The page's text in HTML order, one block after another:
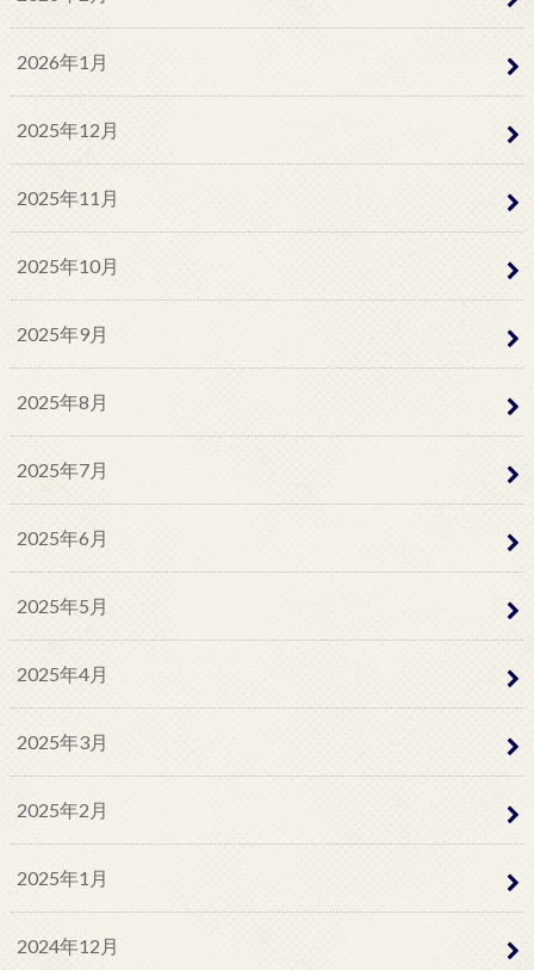
2026年1月
2025年12月
2025年11月
2025年10月
2025年9月
2025年8月
2025年7月
2025年6月
2025年5月
2025年4月
2025年3月
2025年2月
2025年1月
2024年12月